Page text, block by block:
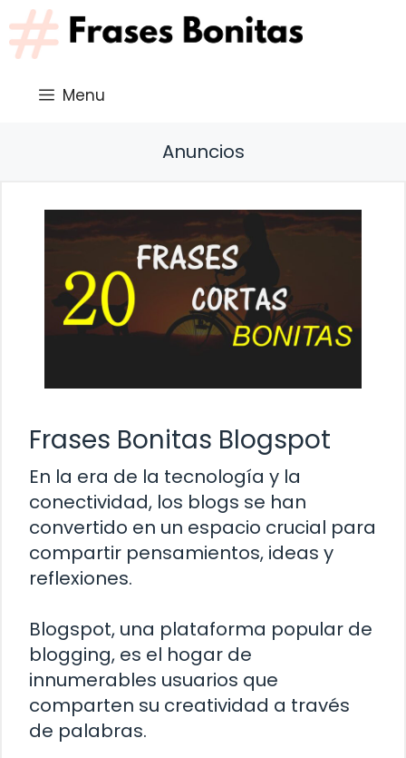
Saltar
al
contenido
Menu
Anuncios
Frases Bonitas Blogspot
En la era de la tecnología y la
conectividad, los blogs se han
convertido en un espacio crucial para
compartir pensamientos, ideas y
reflexiones.
Blogspot, una plataforma popular de
blogging, es el hogar de
innumerables usuarios que
comparten su creatividad a través
de palabras.